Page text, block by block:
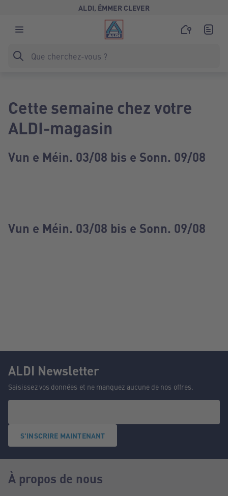
ALDI, ËMMER CLEVER
Cette semaine chez votre
ALDI-magasin
Vun e Méin. 03/08 bis e Sonn. 09/08
Vun e Méin. 03/08 bis e Sonn. 09/08
ALDI Newsletter
Saisissez vos données et ne manquez aucune de nos offres.
S'INSCRIRE MAINTENANT
À propos de nous